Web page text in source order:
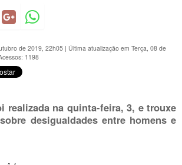
de 2019, 22h05 | Última atualização em Terça, 08 de
1198
realizada na quinta-feira, 3, e trouxe
desigualdades entre homens e